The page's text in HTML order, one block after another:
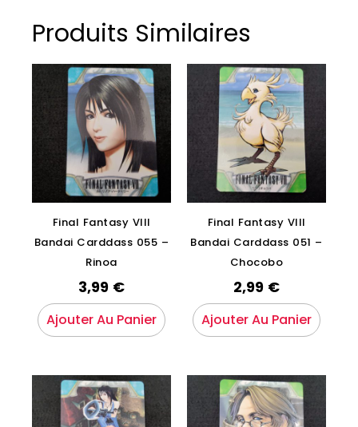
Produits Similaires
Final Fantasy VIII
Bandai Carddass 055 –
Rinoa
3,99 €
Ajouter Au Panier
Final Fantasy VIII
Bandai Carddass 051 –
Chocobo
2,99 €
Ajouter Au Panier